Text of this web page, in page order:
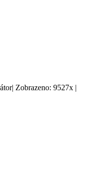
Zobrazeno: 9527x |